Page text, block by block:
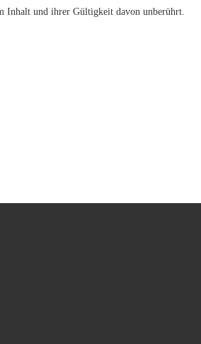
Inhalt und ihrer Gültigkeit davon unberührt.